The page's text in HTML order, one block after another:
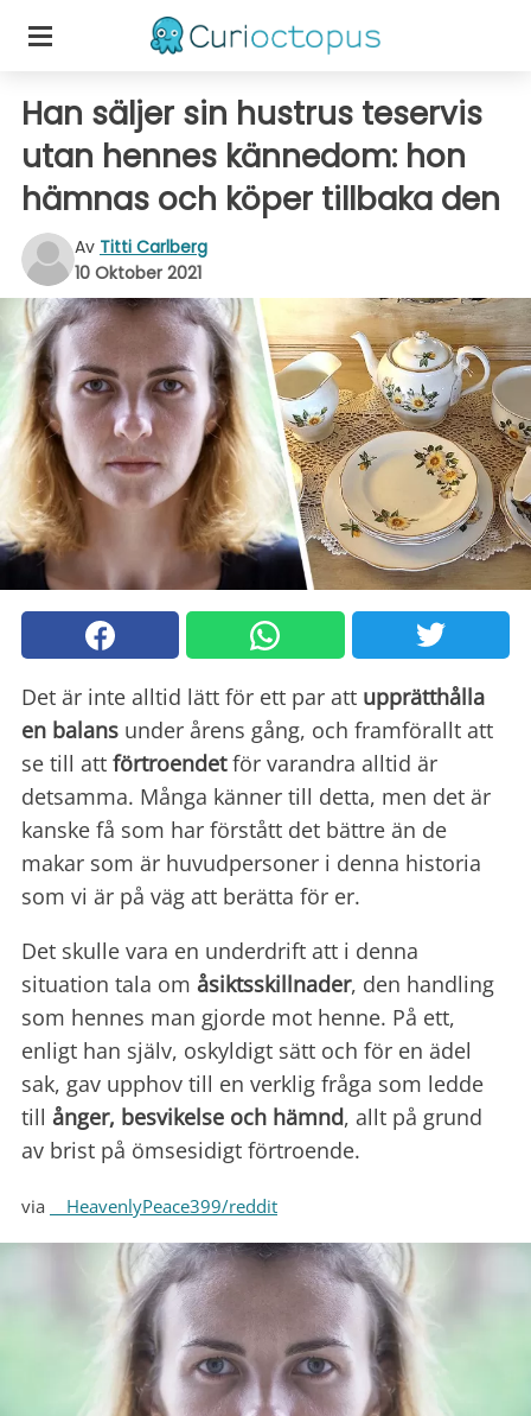
Han säljer sin hustrus teservis
utan hennes kännedom: hon
hämnas och köper tillbaka den
Av Titti Carlberg
10 Oktober 2021
Det är inte alltid lätt för ett par att upprätthålla
en balans under årens gång, och framförallt att
se till att förtroendetför varandra alltid är
detsamma. Många känner till detta, men det är
kanske få som har förstått det bättre än de
makar som är huvudpersoner i denna historia
som vi är på väg att berätta för er.
Det skulle vara en underdrift att i denna
situation tala om åsiktsskillnader, den handling
som hennes man gjorde mot henne. På ett,
enligt han själv, oskyldigt sätt och för en ädel
sak, gav upphov till en verklig fråga som ledde
till ånger, besvikelse och hämnd, allt på grund
av brist på ömsesidigt förtroende.
via __HeavenlyPeace399/reddit